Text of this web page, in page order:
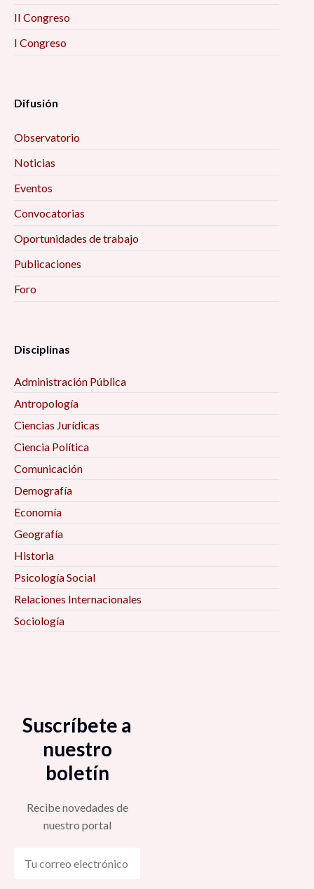
II Congreso
I Congreso
Difusión
Observatorio
Noticias
Eventos
Convocatorias
Oportunidades de trabajo
Publicaciones
Foro
Disciplinas
Administración Pública
Antropología
Ciencias Jurídicas
Ciencia Política
Comunicación
Demografía
Economía
Geografía
Historia
Psicología Social
Relaciones Internacionales
Sociología
Suscríbete a
nuestro
boletín
Recibe novedades de
nuestro portal